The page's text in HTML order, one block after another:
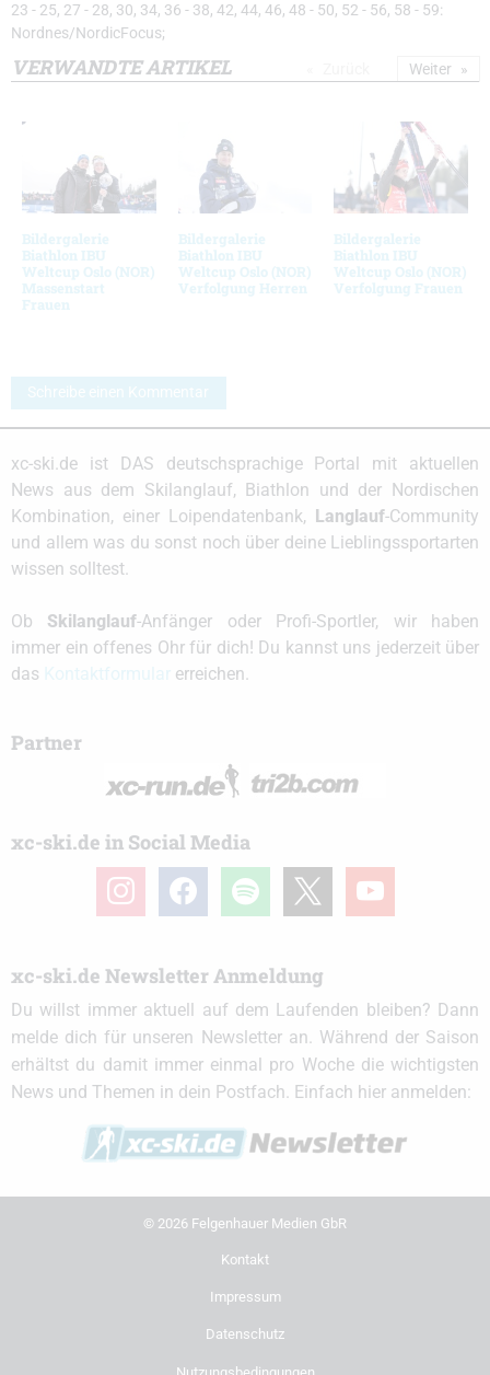
23 - 25, 27 - 28, 30, 34, 36 - 38, 42, 44, 46, 48 - 50, 52 - 56, 58 - 59:
Nordnes/NordicFocus;
VERWANDTE ARTIKEL
Bildergalerie
Biathlon IBU
Weltcup Oslo (NOR)
Massenstart
Frauen
Bildergalerie
Biathlon IBU
Weltcup Oslo (NOR)
Verfolgung Herren
Bildergalerie
Biathlon IBU
Weltcup Oslo (NOR)
Verfolgung Frauen
Weiter
Schreibe einen Kommentar
xc-ski.de ist DAS deutschsprachige Portal mit aktuellen
News aus dem Skilanglauf, Biathlon und der Nordischen
Kombination, einer Loipendatenbank,
Langlauf-Community
und allem was du sonst noch über deine Lieblingssportarten
wissen solltest.
Ob Skilanglauf-Anfänger oder Profi-Sportler, wir haben
immer ein offenes Ohr für dich! Du kannst uns jederzeit über
das
erreichen.
Partner
xc-ski.de in Social Media
instagramfacebook spotify youtube
xc-ski.de Newsletter Anmeldung
Du willst immer aktuell auf dem Laufenden bleiben? Dann
melde dich für unseren Newsletter an. Während der Saison
erhältst du damit immer einmal pro Woche die wichtigsten
News und Themen in dein Postfach. Einfach hier anmelden:
© 2026 Felgenhauer Medien GbR
Kontakt
Impressum
Datenschutz